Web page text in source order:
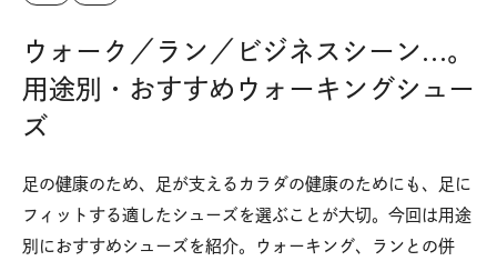
ウォーク／ラン／ビジネスシーン…。
用途別・おすすめウォーキングシュー
ズ
足の健康のため、足が支えるカラダの健康のためにも、足に
フィットする適したシューズを選ぶことが大切。今回は用途
別におすすめシューズを紹介。ウォーキング、ランとの併